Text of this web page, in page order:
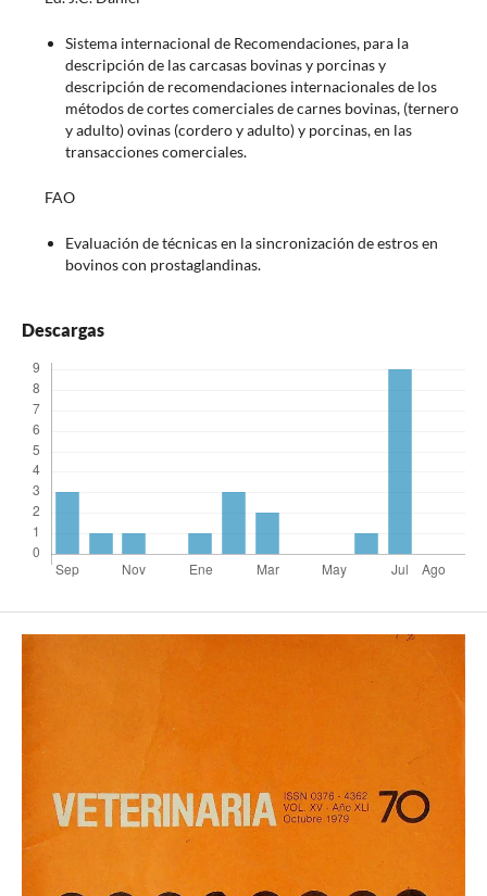
Sistema internacional de Recomendaciones, para la
descripción de las carcasas bovinas y porcinas y
descripción de recomendaciones internacionales de los
métodos de cortes comerciales de carnes bovinas, (ternero
y adulto) ovinas (cordero y adulto) y porcinas, en las
transacciones comerciales.
FAO
Evaluación de técnicas en la sincronización de estros en
bovinos con prostaglandinas.
Descargas